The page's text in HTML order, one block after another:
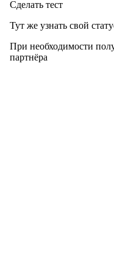
Сделать тест
Тут же узнать свой
При необходимости
партнёра